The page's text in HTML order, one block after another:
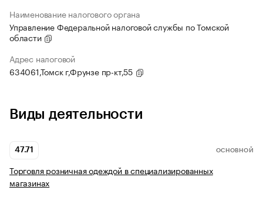
Наименование налогового органа
Управление Федеральной налоговой службы по Томской
области
Адрес налоговой
634061,Томск г,Фрунзе пр-кт,55
Виды деятельности
47.71 ОСНОВНОЙ
Торговля розничная одеждой в специализированных
магазинах